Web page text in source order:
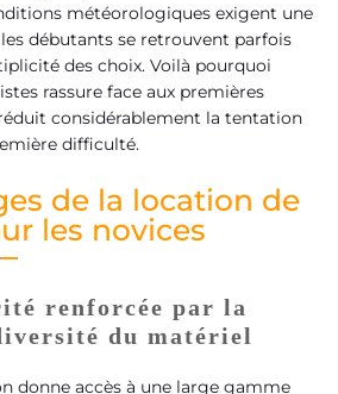
météorologiques exigent une
débutants se retrouvent parfois
des choix. Voilà pourquoi
rassure face aux premières
considérablement la tentation
difficulté.
de la location de
les novices
renforcée par la
du matériel
donne accès à une large gamme